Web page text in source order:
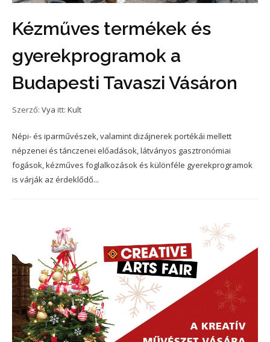
Kézműves termékek és
gyerekprogramok a
Budapesti Tavaszi Vásáron
Szerző: Vya itt: Kult
Népi- és iparművészek, valamint dizájnerek portékái mellett
népzenei és tánczenei előadások, látványos gasztronómiai
fogások, kézműves foglalkozások és különféle gyerekprogramok
is várják az érdeklődő...